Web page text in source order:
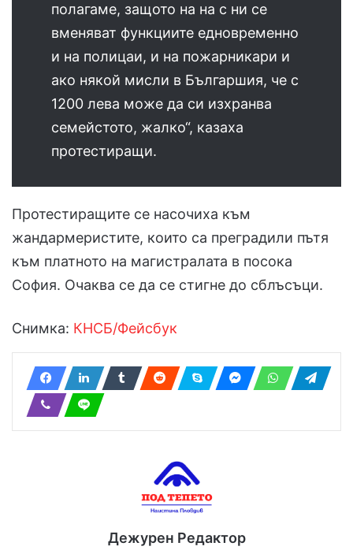
полагаме, защото на на с ни се
вменяват функциите едновременно
и на полицаи, и на пожарникари и
ако някой мисли в Българшия, че с
1200 лева може да си изхранва
семейстото, жалко“, казаха
протестиращи.
Протестиращите се насочиха към
жандармеристите, които са преградили пътя
към платното на магистралата в посока
София. Очаква се да се стигне до сблъсъци.
Снимка: КНСБ/Фейсбук
Дежурен Редактор